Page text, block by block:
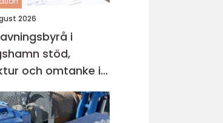
2026
i
stöd,
och omtanke i
tid